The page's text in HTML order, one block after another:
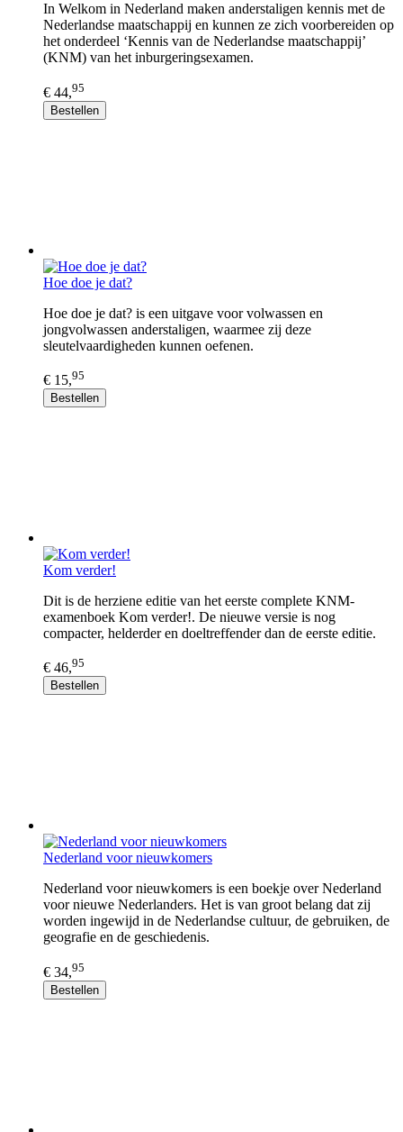
In Welkom in Nederland maken anderstaligen kennis met de
Nederlandse maatschappij en kunnen ze zich voorbereiden op
het onderdeel ‘Kennis van de Nederlandse maatschappij’
(KNM) van het inburgeringsexamen.
€ 44,95
Bestellen
Hoe doe je dat?
Hoe doe je dat? is een uitgave voor volwassen en
jongvolwassen anderstaligen, waarmee zij deze
sleutelvaardigheden kunnen oefenen.
€ 15,95
Bestellen
Kom verder!
Dit is de herziene editie van het eerste complete KNM-
examenboek Kom verder!. De nieuwe versie is nog
compacter, helderder en doeltreffender dan de eerste editie.
€ 46,95
Bestellen
Nederland voor nieuwkomers
Nederland voor nieuwkomers is een boekje over Nederland
voor nieuwe Nederlanders. Het is van groot belang dat zij
worden ingewijd in de Nederlandse cultuur, de gebruiken, de
geografie en de geschiedenis.
€ 34,95
Bestellen